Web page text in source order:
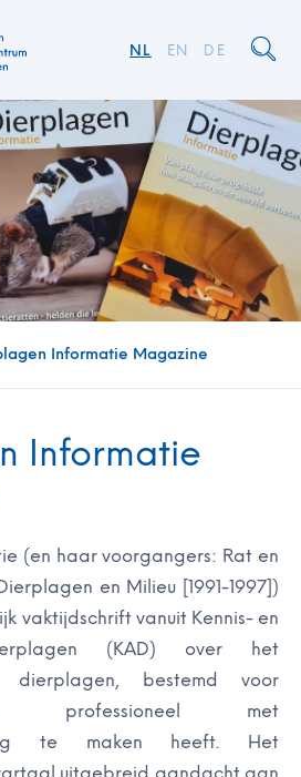
DE
EN
NL
Informatie Magazine
Informatie
(en haar voorgangers: Rat en
en Milieu [1991-1997])
vaktijdschrift vanuit Kennis- en
(KAD) over het
dierplagen, bestemd voor
professioneel met
te maken heeft. Het